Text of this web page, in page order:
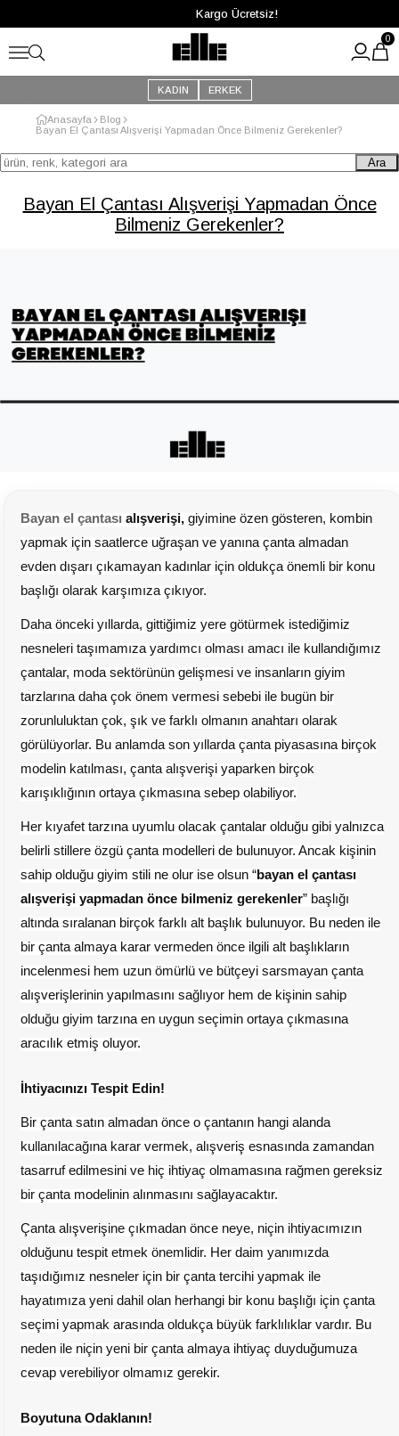
Kargo Ücretsiz!
KADIN ERKEK
0
Anasayfa
Blog
Bayan El Çantası Alışverişi Yapmadan Önce Bilmeniz Gerekenler?
Ara
Bayan El Çantası Alışverişi Yapmadan Önce
Bilmeniz Gerekenler?
Bayan el çantası alışverişi,giyimine özen gösteren, kombin
yapmak için saatlerce uğraşan ve yanına çanta almadan
evden dışarı çıkamayan kadınlar için oldukça önemli bir konu
başlığı olarak karşımıza çıkıyor.
Daha önceki yıllarda, gittiğimiz yere götürmek istediğimiz
nesneleri taşımamıza yardımcı olması amacı ile kullandığımız
çantalar, moda sektörünün gelişmesi ve insanların giyim
tarzlarına daha çok önem vermesi sebebi ile bugün bir
zorunluluktan çok, şık ve farklı olmanın anahtarı olarak
görülüyorlar. Bu anlamda son yıllarda çanta piyasasına birçok
modelin katılması, çanta alışverişi yaparken birçok
karışıklığının ortaya çıkmasına sebep olabiliyor.
Her kıyafet tarzına uyumlu olacak çantalar olduğu gibi yalnızca
belirli stillere özgü çanta modelleri de bulunuyor. Ancak kişinin
sahip olduğu giyim stili ne olur ise olsun “bayan el çantası
alışverişi yapmadan önce bilmeniz gerekenler” başlığı
altında sıralanan birçok farklı alt başlık bulunuyor. Bu neden ile
bir çanta almaya karar vermeden önce ilgili alt başlıkların
incelenmesi hem uzun ömürlü ve bütçeyi sarsmayan çanta
alışverişlerinin yapılmasını sağlıyor hem de kişinin sahip
olduğu giyim tarzına en uygun seçimin ortaya çıkmasına
aracılık etmiş oluyor.
İhtiyacınızı Tespit Edin!
Bir çanta satın almadan önce o çantanın hangi alanda
kullanılacağına karar vermek, alışveriş esnasında zamandan
tasarruf edilmesini ve hiç ihtiyaç olmamasına rağmen gereksiz
bir çanta modelinin alınmasını sağlayacaktır.
Çanta alışverişine çıkmadan önce neye, niçin ihtiyacımızın
olduğunu tespit etmek önemlidir. Her daim yanımızda
taşıdığımız nesneler için bir çanta tercihi yapmak ile
hayatımıza yeni dahil olan herhangi bir konu başlığı için çanta
seçimi yapmak arasında oldukça büyük farklılıklar vardır. Bu
neden ile niçin yeni bir çanta almaya ihtiyaç duyduğumuza
cevap verebiliyor olmamız gerekir.
Boyutuna Odaklanın!